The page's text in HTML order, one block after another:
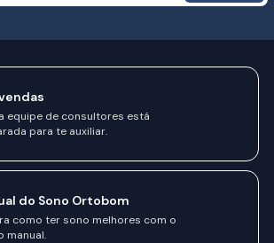
equipe de consultores está
para te auxiliar.
do Sono Ortobom
como ter sono melhores com o
manual.